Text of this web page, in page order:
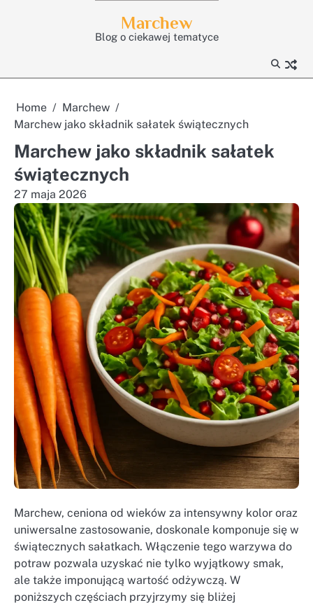
Marchew
Blog o ciekawej tematyce
Home
Marchew
Marchew jako składnik sałatek świątecznych
Marchew jako składnik sałatek
świątecznych
27 maja 2026
Marchew, ceniona od wieków za intensywny kolor oraz
uniwersalne zastosowanie, doskonale komponuje się w
świątecznych sałatkach. Włączenie tego warzywa do
potraw pozwala uzyskać nie tylko wyjątkowy smak,
ale także imponującą wartość odżywczą. W
poniższych częściach przyjrzymy się bliżej